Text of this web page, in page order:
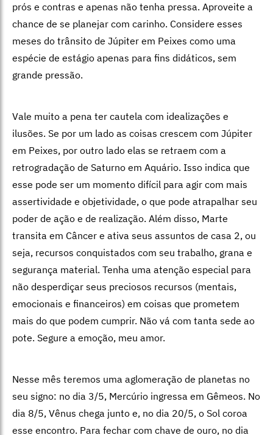
prós e contras e apenas não tenha pressa. Aproveite a
chance de se planejar com carinho. Considere esses
meses do trânsito de Júpiter em Peixes como uma
espécie de estágio apenas para fins didáticos, sem
grande pressão.
Vale muito a pena ter cautela com idealizações e
ilusões. Se por um lado as coisas crescem com Júpiter
em Peixes, por outro lado elas se retraem com a
retrogradação de Saturno em Aquário. Isso indica que
esse pode ser um momento difícil para agir com mais
assertividade e objetividade, o que pode atrapalhar seu
poder de ação e de realização. Além disso, Marte
transita em Câncer e ativa seus assuntos de casa 2, ou
seja, recursos conquistados com seu trabalho, grana e
segurança material. Tenha uma atenção especial para
não desperdiçar seus preciosos recursos (mentais,
emocionais e financeiros) em coisas que prometem
mais do que podem cumprir. Não vá com tanta sede ao
pote. Segure a emoção, meu amor.
Nesse mês teremos uma aglomeração de planetas no
seu signo: no dia 3/5, Mercúrio ingressa em Gêmeos. No
dia 8/5, Vênus chega junto e, no dia 20/5, o Sol coroa
esse encontro. Para fechar com chave de ouro, no dia